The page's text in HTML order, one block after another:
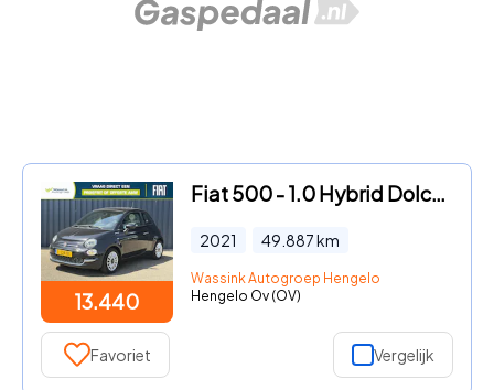
13.440
Fiat 500 - 1.0 Hybrid Dolcevita Apple Carplay | Android Auto | Cruise C
2021 49.887km
Wassink Autogroep Hengelo
Hengelo Ov (OV)
Favoriet Vergelijk